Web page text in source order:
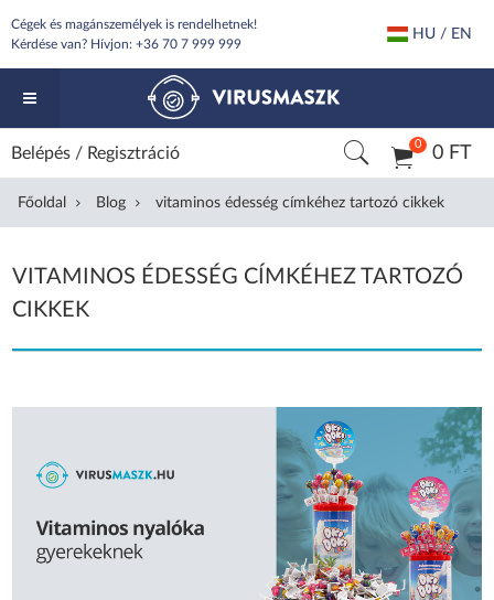
Cégek és magánszemélyek is rendelhetnek!
Kérdése van? Hívjon: +36 70 7 999 999
HU / EN
0 0 FT
Belépés / Regisztráció
Főoldal Blog vitaminos édesség címkéhez tartozó cikkek
VITAMINOS ÉDESSÉG CÍMKÉHEZ TARTOZÓ
CIKKEK